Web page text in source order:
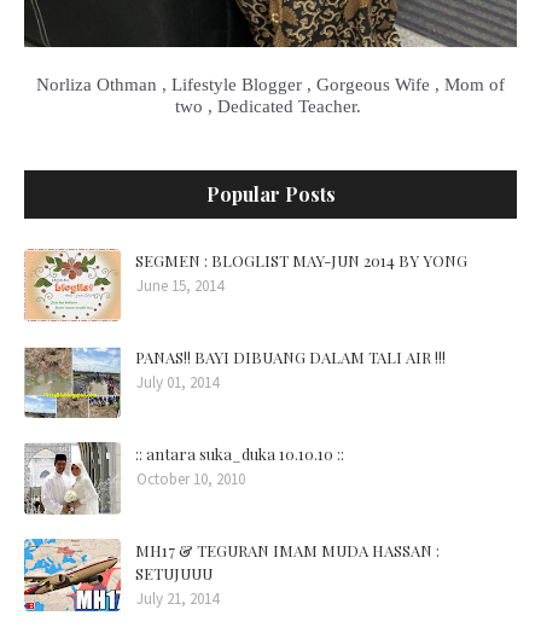
Norliza Othman , Lifestyle Blogger , Gorgeous Wife , Mom of
two , Dedicated Teacher.
Popular Posts
SEGMEN : BLOGLIST MAY-JUN 2014 BY YONG
June 15, 2014
PANAS!! BAYI DIBUANG DALAM TALI AIR !!!
July 01, 2014
:: antara suka_duka 10.10.10 ::
October 10, 2010
MH17 & TEGURAN IMAM MUDA HASSAN :
SETUJUUU
July 21, 2014